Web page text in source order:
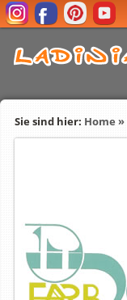
Sie sind hier: Home »